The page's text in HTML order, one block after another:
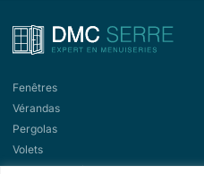
Fenêtres
Vérandas
Pergolas
Volets
Portes d'entrée